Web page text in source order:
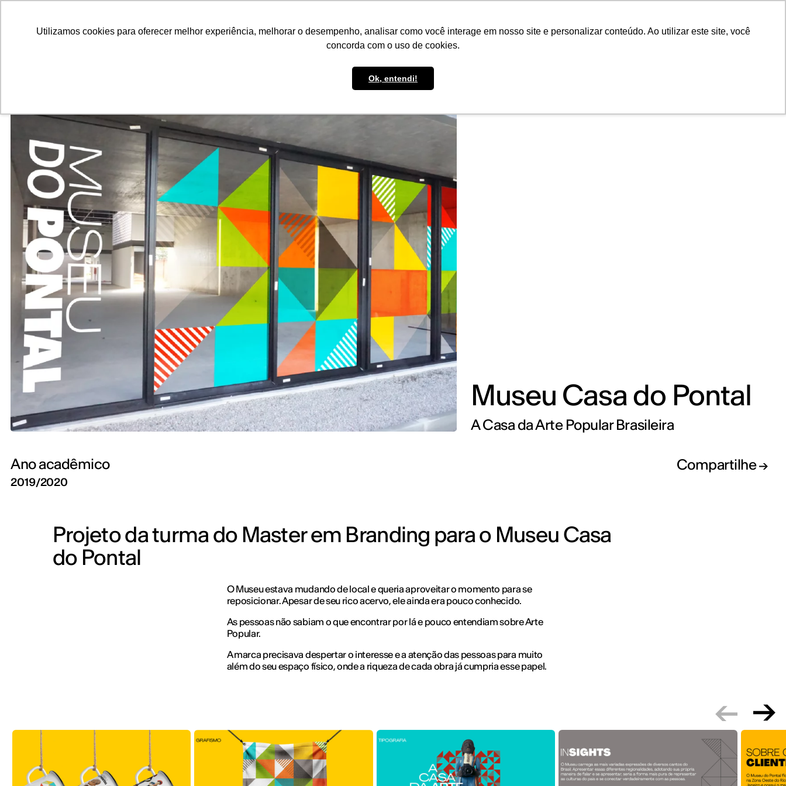
Utilizamos cookies para oferecer melhor experiência, melhorar o desempenho, analisar como você interage em nosso site e personalizar conteúdo. Ao utilizar este site, você
concorda com o uso de cookies.
Ok, entendi!
Museu Casa do Pontal
A Casa da Arte Popular Brasileira
Ano acadêmico
2019/2020
Compartilhe
Projeto da turma do Master em Branding para o Museu Casa
do Pontal
O Museu estava mudando de local e queria aproveitar o momento para se
reposicionar. Apesar de seu rico acervo, ele ainda era pouco conhecido.
As pessoas não sabiam o que encontrar por lá e pouco entendiam sobre Arte
Popular.
A marca precisava despertar o interesse e a atenção das pessoas para muito
além do seu espaço físico, onde a riqueza de cada obra já cumpria esse papel.